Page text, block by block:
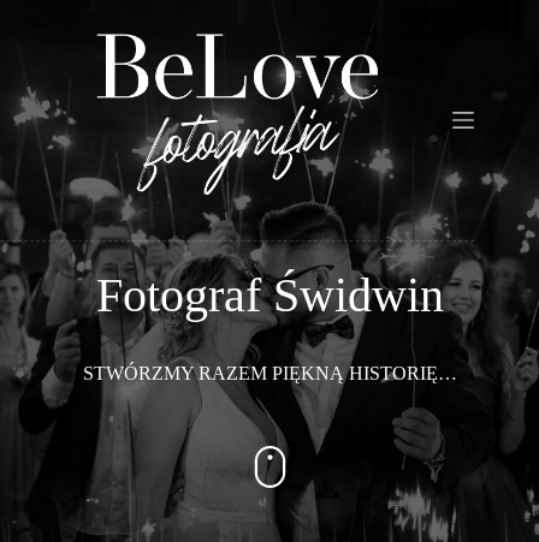
Fotograf Świdwin
STWÓRZMY RAZEM PIĘKNĄ HISTORIĘ…